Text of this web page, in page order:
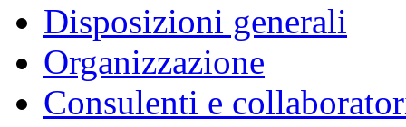
Disposizioni generali
Organizzazione
Consulenti e